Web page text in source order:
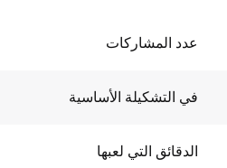
عدد المشاركات
في التشكيلة الأساسية
الدقائق التي لعبها